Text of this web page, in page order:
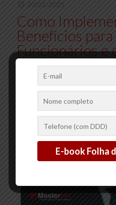
20/01/2025
Como
Benefícios para
Funcionários e
Master RH
Nesse Processo
A implementação de benefícios
benefícios[…]